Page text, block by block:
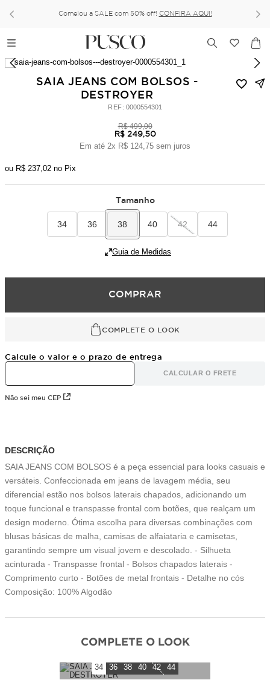
Comelou a SALE com 50% off! CONFIRA AQUI!
SAIA JEANS COM BOLSOS -
DESTROYER
: 0000554301
R$ 499,00
R$ 249,50
Em até 2x R$ 124,75 sem juros
ou R$ 237 02 no Pix
Tamanho
34 36 38 40 42 44
Guia de Medidas
COMPRAR
COMPLETE O LOOK
Calcule o valor e o prazo de entrega
Não sei meu CEP
CALCULAR O FRETE
DESCRIÇÃO
SAIA JEANS COM BOLSOS é a peça essencial para looks casuais e
versáteis. Confeccionada em jeans de lavagem média, seu
diferencial estão nos bolsos laterais chapados, adicionando um
toque funcional e transpasse frontal com botões, que realçam um
design moderno. Ótima escolha para diversas combinações com
blusas básicas de malha, camisas de alfaiataria e camisetas,
garantindo sempre um visual jovem e descolado. - Silhueta
acinturada - Transpasse frontal - Bolsos chapados laterais -
Comprimento curto - Botões de metal frontais - Detalhe no cós
Composição: 100% Algodão
COMPLETE O LOOK
34 36 38 40 42 44